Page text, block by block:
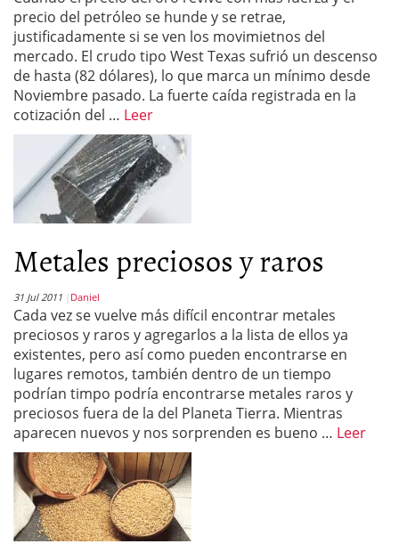
precio del petróleo se hunde y se retrae,
justificadamente si se ven los movimietnos del
mercado. El crudo tipo West Texas sufrió un descenso
de hasta (82 dólares), lo que marca un mínimo desde
Noviembre pasado. La fuerte caída registrada en la
cotización del … Leer
Metales preciosos y raros
31 Jul 2011 Daniel
Cada vez se vuelve más difícil encontrar metales
preciosos y raros y agregarlos a la lista de ellos ya
existentes, pero así como pueden encontrarse en
lugares remotos, también dentro de un tiempo
podrían timpo podría encontrarse metales raros y
preciosos fuera de la del Planeta Tierra. Mientras
aparecen nuevos y nos sorprenden es bueno … Leer